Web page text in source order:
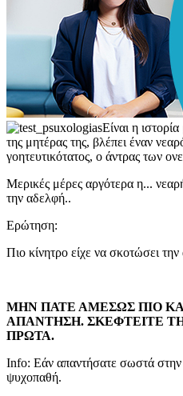
Είναι η
της μητέρας της, βλέπει έναν
γοητευτικότατος, ο άντρας των
Μερικές μέρες αργότερα η...
την αδελφή..
Ερώτηση:
Πιο κίνητρο είχε να σκοτώσει
ΜΗΝ ΠΑΤΕ ΑΜΕΣΩΣ ΠΙΟ
ΑΠΑΝΤΗΣΗ. ΣΚΕΦΤΕΙΤΕ
ΠΡΩΤΑ.
Info: Εάν απαντήσατε σωστά
ψυχοπαθή.